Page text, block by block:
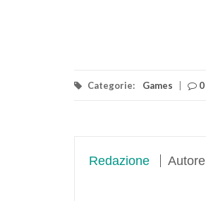
Categorie: Games 0
Redazione Autore